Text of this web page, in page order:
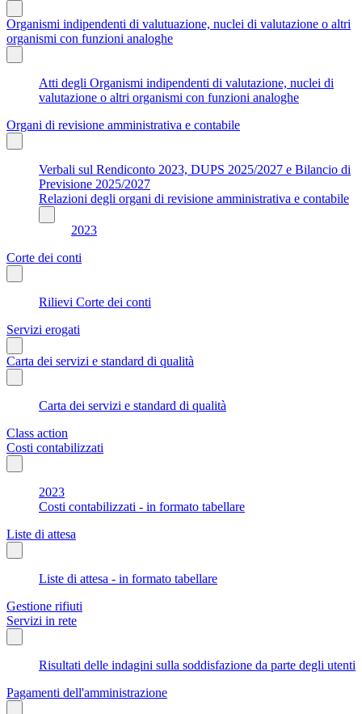
Organismi indipendenti di valutuazione, nuclei di valutazione o altri
organismi con funzioni analoghe
Atti degli Organismi indipendenti di valutazione, nuclei di
valutazione o altri organismi con funzioni analoghe
Organi di revisione amministrativa e contabile
Verbali sul Rendiconto 2023, DUPS 2025/2027 e Bilancio di
Previsione 2025/2027
Relazioni degli organi di revisione amministrativa e contabile
2023
Corte dei conti
Rilievi Corte dei conti
Servizi erogati
Carta dei servizi e standard di qualità
Carta dei servizi e standard di qualità
Class action
Costi contabilizzati
2023
Costi contabilizzati - in formato tabellare
Liste di attesa
Liste di attesa - in formato tabellare
Gestione rifiuti
Servizi in rete
Risultati delle indagini sulla soddisfazione da parte degli utenti
Pagamenti dell'amministrazione